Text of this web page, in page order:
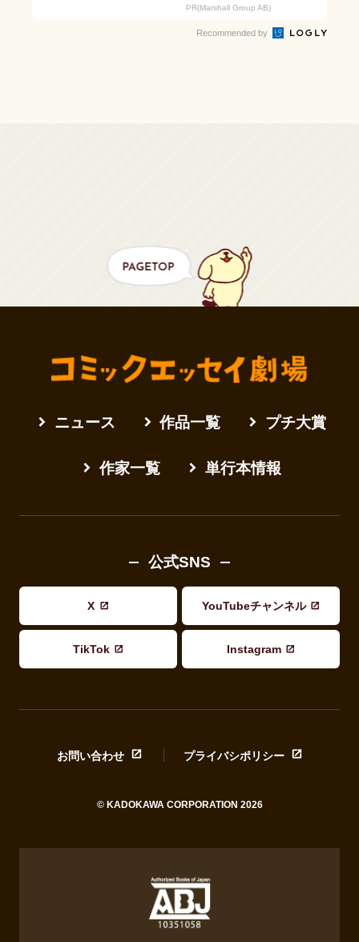
PR(Marshall Group AB)
Recommended by
ニュース 作品一覧 プチ大賞
作家一覧 単行本情報
公式SNS
X YouTubeチャンネル
TikTok Instagram
お問い合わせ プライバシポリシー
© KADOKAWA CORPORATION 2026